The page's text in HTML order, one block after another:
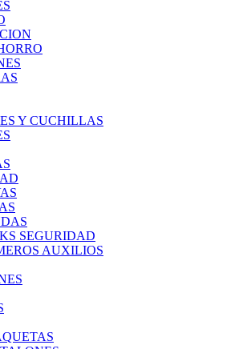
Y CUCHILLAS
SEGURIDAD
AUXILIOS